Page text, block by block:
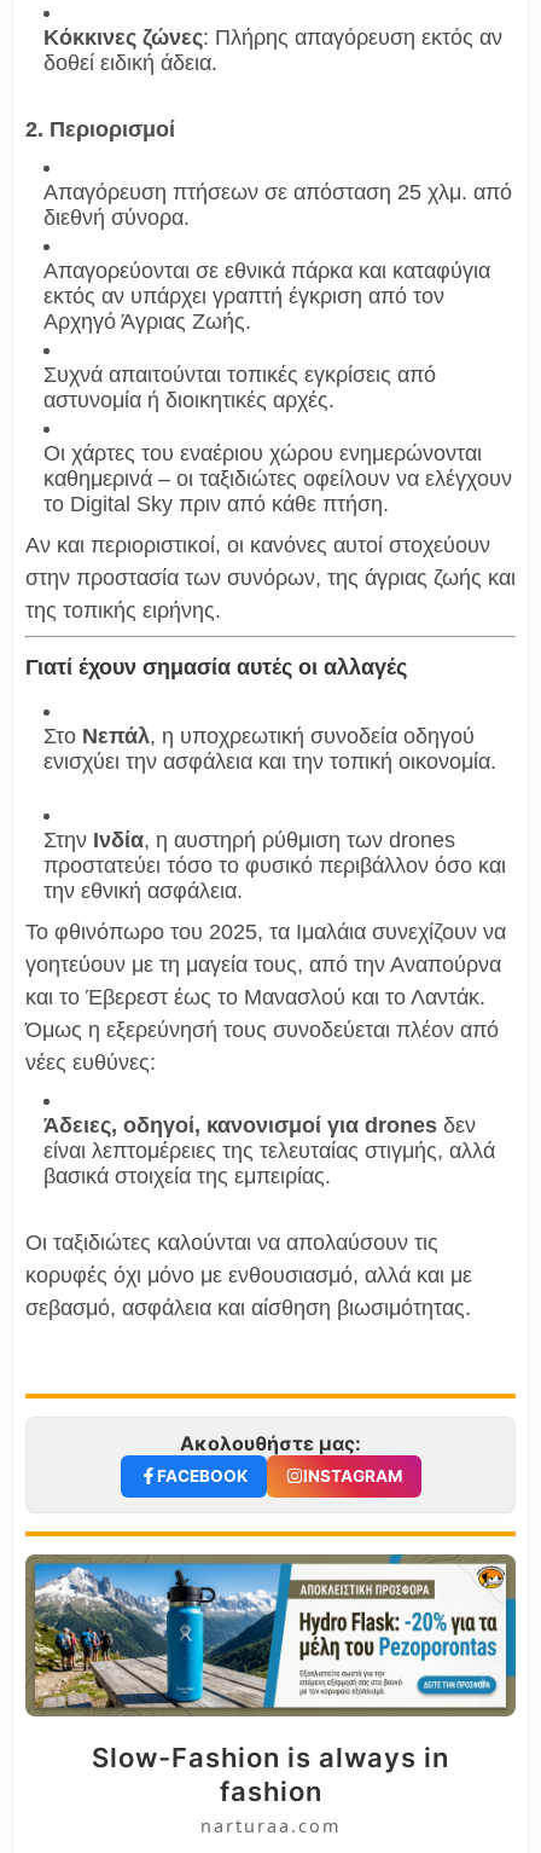
Κόκκινες ζώνες: Πλήρης απαγόρευση εκτός αν
δοθεί ειδική άδεια.
2. Περιορισμοί
Απαγόρευση πτήσεων σε απόσταση 25 χλμ. από
διεθνή σύνορα.
Απαγορεύονται σε εθνικά πάρκα και καταφύγια
εκτός αν υπάρχει γραπτή έγκριση από τον
Αρχηγό Άγριας Ζωής.
Συχνά απαιτούνται τοπικές εγκρίσεις από
αστυνομία ή διοικητικές αρχές.
Οι χάρτες του εναέριου χώρου ενημερώνονται
καθημερινά – οι ταξιδιώτες οφείλουν να ελέγχουν
το Digital Sky πριν από κάθε πτήση.
Αν και περιοριστικοί, οι κανόνες αυτοί στοχεύουν
στην προστασία των συνόρων, της άγριας ζωής και
της τοπικής ειρήνης.
Γιατί έχουν σημασία αυτές οι αλλαγές
Στο Νεπάλ, η υποχρεωτική συνοδεία οδηγού
ενισχύει την ασφάλεια και την τοπική οικονομία.
Στην Ινδία, η αυστηρή ρύθμιση των drones
προστατεύει τόσο το φυσικό περιβάλλον όσο και
την εθνική ασφάλεια.
Το φθινόπωρο του 2025, τα Ιμαλάια συνεχίζουν να
γοητεύουν με τη μαγεία τους, από την Αναπούρνα
και το Έβερεστ έως το Μανασλού και το Λαντάκ.
Όμως η εξερεύνησή τους συνοδεύεται πλέον από
νέες ευθύνες:
Άδειες, οδηγοί, κανονισμοί για drones δεν
είναι λεπτομέρειες της τελευταίας στιγμής, αλλά
βασικά στοιχεία της εμπειρίας.
Οι ταξιδιώτες καλούνται να απολαύσουν τις
κορυφές όχι μόνο με ενθουσιασμό, αλλά και με
σεβασμό, ασφάλεια και αίσθηση βιωσιμότητας.
Ακολουθήστε μας:
FACEBOOK INSTAGRAM
Slow-Fashion is always in
fashion
narturaa.com